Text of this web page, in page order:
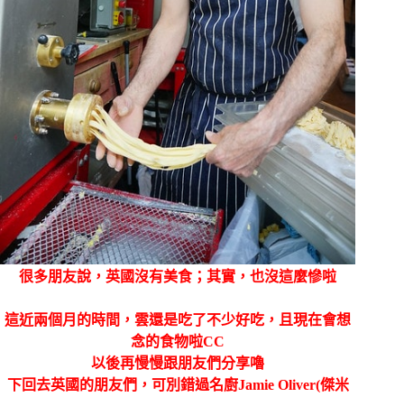
很多朋友說，英國沒有美食；其實，也沒這麼慘啦
這近兩個月的時間，雲還是吃了不少好吃，
且現在會想
念的食物啦CC
以後再慢慢跟朋友們分享嚕
下回去英國的朋友們， 可別錯過名廚Jamie Oliver(傑米